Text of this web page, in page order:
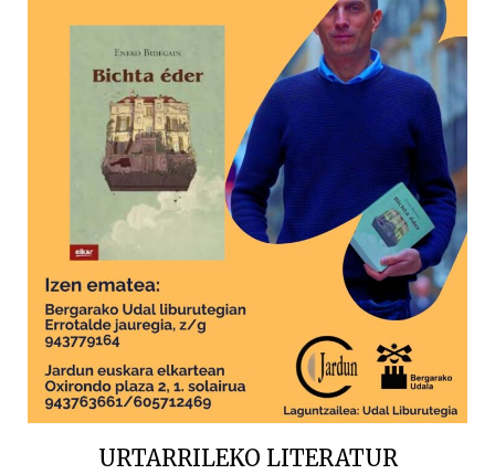
URTARRILEKO LITERATUR